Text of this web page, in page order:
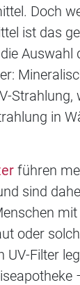
Doch
ist das
Auswahl
Strahlung,
in
führen
sind
mit
oder
UV-Filter